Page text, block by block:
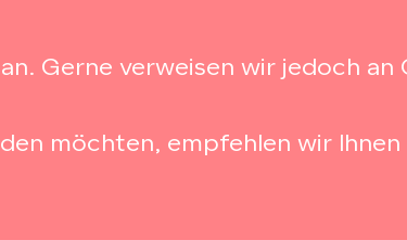
Gerne verweisen wir jedoch
möchten, empfehlen wir